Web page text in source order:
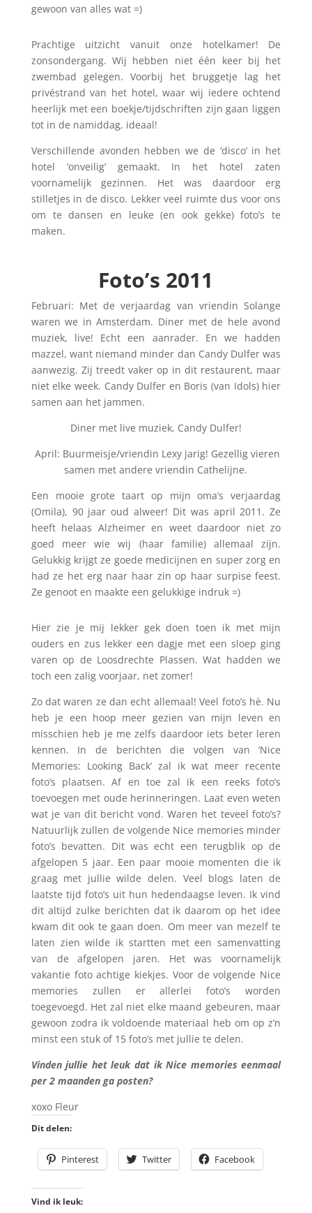
gewoon van alles wat =)
Prachtige uitzicht vanuit onze hotelkamer! De
zonsondergang. Wij hebben niet één keer bij het
zwembad gelegen. Voorbij het bruggetje lag het
privéstrand van het hotel, waar wij iedere ochtend
heerlijk met een boekje/tijdschriften zijn gaan liggen
tot in de namiddag, ideaal!
Verschillende avonden hebben we de ‘disco’ in het
hotel ‘onveilig’ gemaakt. In het hotel zaten
voornamelijk gezinnen. Het was daardoor erg
stilletjes in de disco. Lekker veel ruimte dus voor ons
om te dansen en leuke (en ook gekke) foto’s te
maken.
Foto’s 2011
Februari: Met de verjaardag van vriendin Solange
waren we in Amsterdam. Diner met de hele avond
muziek, live! Echt een aanrader. En we hadden
mazzel, want niemand minder dan Candy Dulfer was
aanwezig. Zij treedt vaker op in dit restaurent, maar
niet elke week. Candy Dulfer en Boris (van Idols) hier
samen aan het jammen.
Diner met live muziek, Candy Dulfer!
April: Buurmeisje/vriendin Lexy jarig! Gezellig vieren
samen met andere vriendin Cathelijne.
Een mooie grote taart op mijn oma’s verjaardag
(Omila), 90 jaar oud alweer! Dit was april 2011. Ze
heeft helaas Alzheimer en weet daardoor niet zo
goed meer wie wij (haar familie) allemaal zijn.
Gelukkig krijgt ze goede medicijnen en super zorg en
had ze het erg naar haar zin op haar surpise feest.
Ze genoot en maakte een gelukkige indruk =)
Hier zie je mij lekker gek doen toen ik met mijn
ouders en zus lekker een dagje met een sloep ging
varen op de Loosdrechte Plassen. Wat hadden we
toch een zalig voorjaar, net zomer!
Zo dat waren ze dan echt allemaal! Veel foto’s hè. Nu
heb je een hoop meer gezien van mijn leven en
misschien heb je me zelfs daardoor iets beter leren
kennen. In de berichten die volgen van ‘Nice
Memories: Looking Back’ zal ik wat meer recente
foto’s plaatsen. Af en toe zal ik een reeks foto’s
toevoegen met oude herinneringen. Laat even weten
wat je van dit bericht vond. Waren het teveel foto’s?
Natuurlijk zullen de volgende Nice memories minder
foto’s bevatten. Dit was echt een terugblik op de
afgelopen 5 jaar. Een paar mooie momenten die ik
graag met jullie wilde delen. Veel blogs laten de
laatste tijd foto’s uit hun hedendaagse leven. Ik vind
dit altijd zulke berichten dat ik daarom op het idee
kwam dit ook te gaan doen. Om meer van mezelf te
laten zien wilde ik startten met een samenvatting
van de afgelopen jaren. Het was voornamelijk
vakantie foto achtige kiekjes. Voor de volgende Nice
memories zullen er allerlei foto’s worden
toegevoegd. Het zal niet elke maand gebeuren, maar
gewoon zodra ik voldoende materiaal heb om op z’n
minst een stuk of 15 foto’s met jullie te delen.
Vinden jullie het leuk dat ik Nice memories eenmaal
per 2 maanden ga posten?
xoxo Fleur
Dit delen:
Pinterest Twitter Facebook
Vind ik leuk: